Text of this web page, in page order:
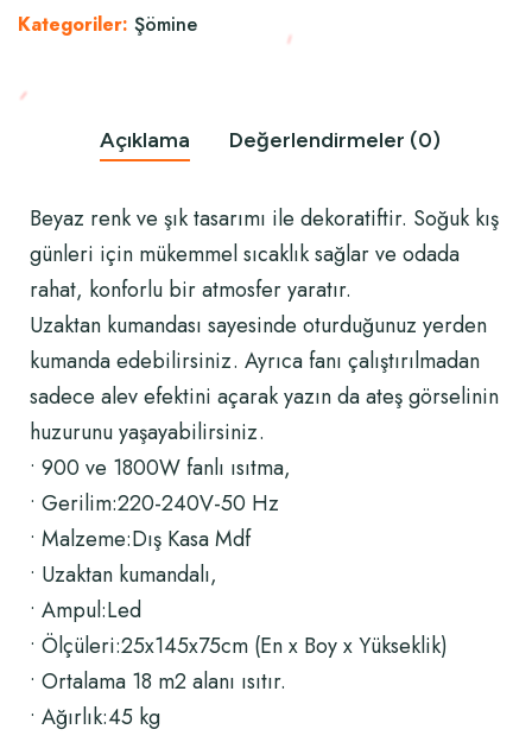
Kategoriler: Şömine
Açıklama Değerlendirmeler (0)
Beyaz renk ve şık tasarımı ile dekoratiftir. Soğuk kış
günleri için mükemmel sıcaklık sağlar ve odada
rahat, konforlu bir atmosfer yaratır.
Uzaktan kumandası sayesinde oturduğunuz yerden
kumanda edebilirsiniz. Ayrıca fanı çalıştırılmadan
sadece alev efektini açarak yazın da ateş görselinin
huzurunu yaşayabilirsiniz.
• 900 ve 1800W fanlı ısıtma,
• Gerilim:220-240V-50 Hz
• Malzeme:Dış Kasa Mdf
• Uzaktan kumandalı,
• Ampul:Led
• Ölçüleri:25x145x75cm (En x Boy x Yükseklik)
• Ortalama 18 m2 alanı ısıtır.
• Ağırlık:45 kg